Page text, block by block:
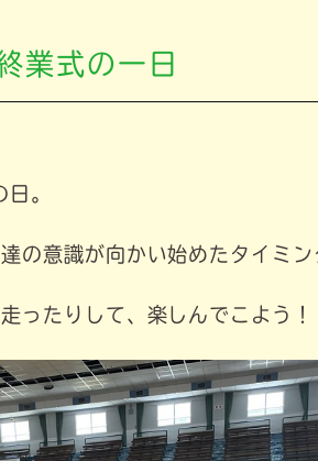
業式の一日
。
の意識が向かい始めたタイミン
ったりして、楽しんでこよう！